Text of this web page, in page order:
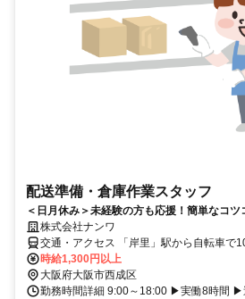
配送準備・倉庫作業スタッフ
＜日月休み＞未経験の方も応援！簡単なコツ
株式会社ナンワ
交通・アクセス 「岸里」駅から自転車で
自転車で13分ほど
時給1,300円以上
大阪府大阪市西成区
勤務時間詳細 9:00～18:00 ▶実働8時間